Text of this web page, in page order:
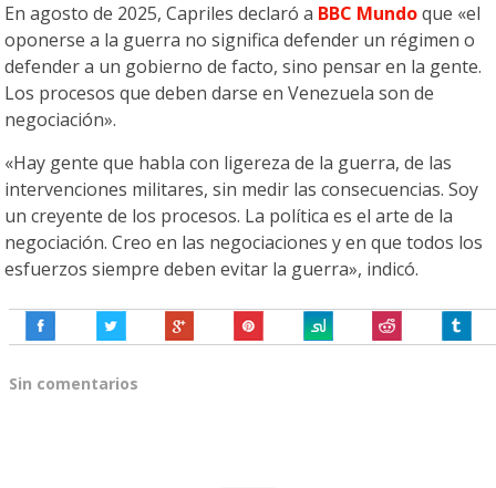
En agosto de 2025, Capriles declaró a BBC Mundoque «el
oponerse a la guerra no significa defender un régimen o
defender a un gobierno de facto, sino pensar en la gente.
Los procesos que deben darse en Venezuela son de
negociación».
«Hay gente que habla con ligereza de la guerra, de las
intervenciones militares, sin medir las consecuencias. Soy
un creyente de los procesos. La política es el arte de la
negociación. Creo en las negociaciones y en que todos los
esfuerzos siempre deben evitar la guerra», indicó.
Sin comentarios